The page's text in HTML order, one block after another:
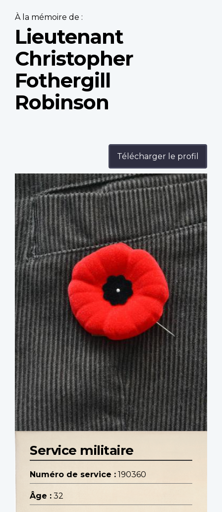
À la mémoire de :
Lieutenant
Christopher
Fothergill
Robinson
Télécharger le profil
Profile
image
Service militaire
Numéro de service : 190360
Âge : 32